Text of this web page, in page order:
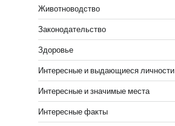
Животноводство
Законодательство
Здоровье
Интересные и выдающиеся личности
Интересные и значимые места
Интересные факты